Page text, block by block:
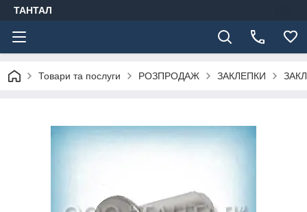
ТАНТАЛ
Товари та послуги РОЗПРОДАЖ ЗАКЛЕПКИ